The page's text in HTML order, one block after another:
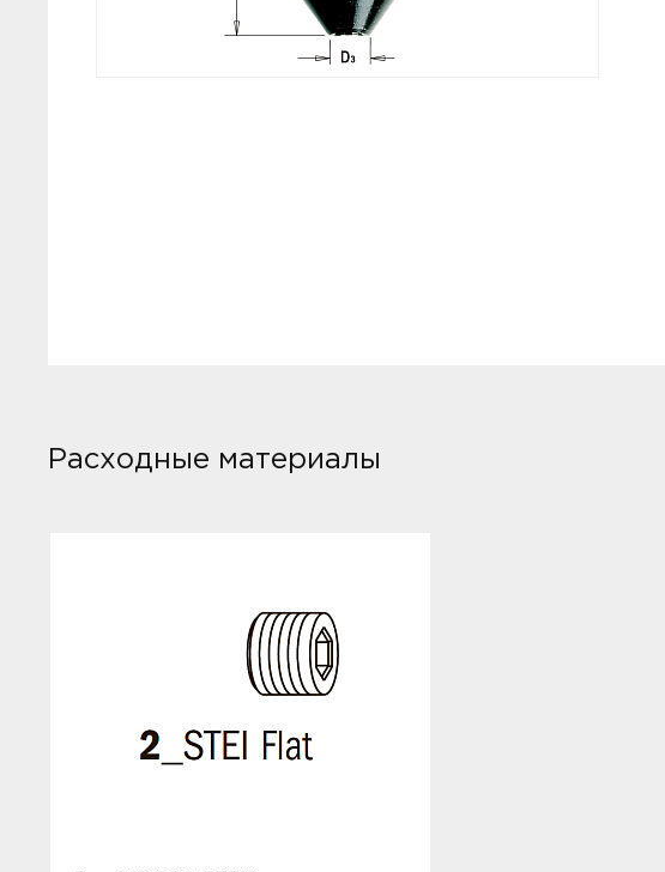
Расходные материалы